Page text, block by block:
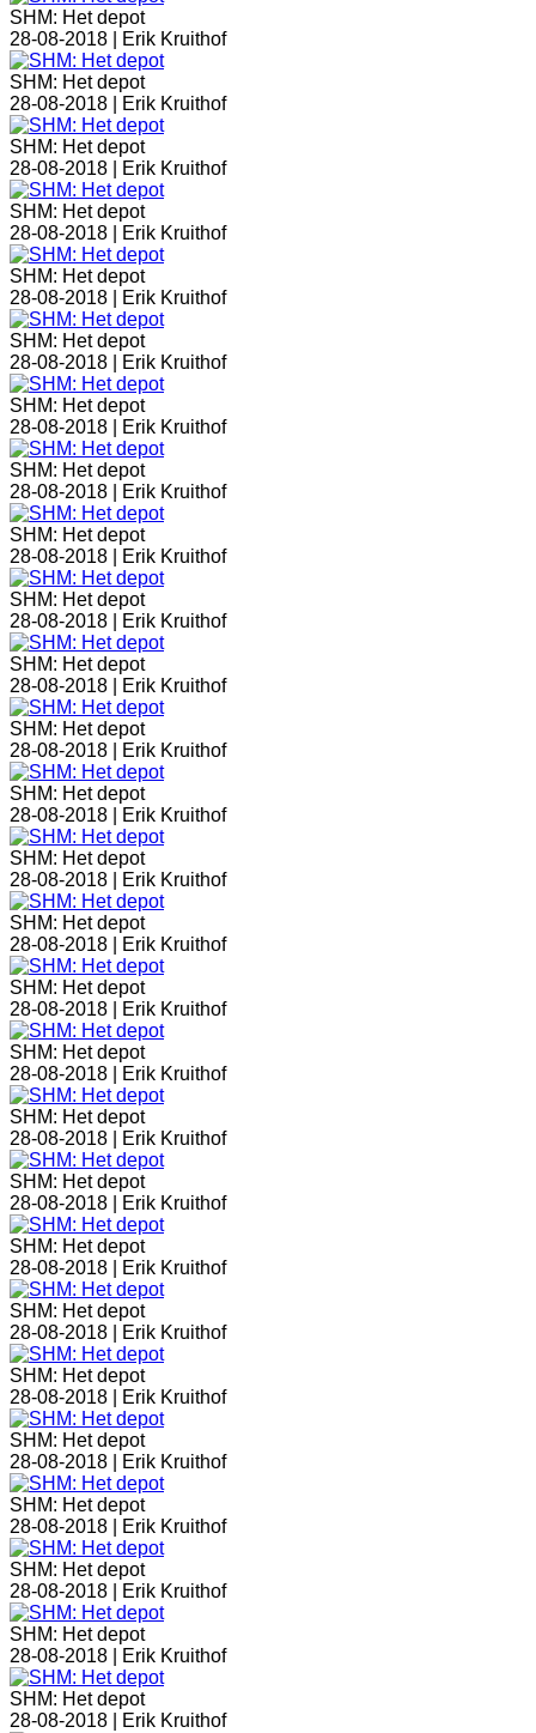
SHM: Het depot
28-08-2018 |
Erik Kruithof
SHM: Het depot
28-08-2018 |
Erik Kruithof
SHM: Het depot
28-08-2018 |
Erik Kruithof
SHM: Het depot
28-08-2018 |
Erik Kruithof
SHM: Het depot
28-08-2018 |
Erik Kruithof
SHM: Het depot
28-08-2018 |
Erik Kruithof
SHM: Het depot
28-08-2018 |
Erik Kruithof
SHM: Het depot
28-08-2018 |
Erik Kruithof
SHM: Het depot
28-08-2018 |
Erik Kruithof
SHM: Het depot
28-08-2018 |
Erik Kruithof
SHM: Het depot
28-08-2018 |
Erik Kruithof
SHM: Het depot
28-08-2018 |
Erik Kruithof
SHM: Het depot
28-08-2018 |
Erik Kruithof
SHM: Het depot
28-08-2018 |
Erik Kruithof
SHM: Het depot
28-08-2018 |
Erik Kruithof
SHM: Het depot
28-08-2018 |
Erik Kruithof
SHM: Het depot
28-08-2018 |
Erik Kruithof
SHM: Het depot
28-08-2018 |
Erik Kruithof
SHM: Het depot
28-08-2018 |
Erik Kruithof
SHM: Het depot
28-08-2018 |
Erik Kruithof
SHM: Het depot
28-08-2018 |
Erik Kruithof
SHM: Het depot
28-08-2018 |
Erik Kruithof
SHM: Het depot
28-08-2018 |
Erik Kruithof
SHM: Het depot
28-08-2018 |
Erik Kruithof
SHM: Het depot
28-08-2018 |
Erik Kruithof
SHM: Het depot
28-08-2018 |
Erik Kruithof
SHM: Het depot
28-08-2018 |
Erik Kruithof